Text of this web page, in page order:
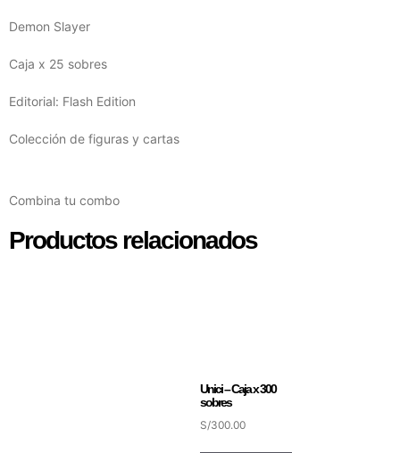
Demon Slayer
Caja x 25 sobres
Editorial: Flash Edition
Colección de figuras y cartas
Combina tu combo
Productos relacionados
Unici – Caja x 300
sobres
S/300.00